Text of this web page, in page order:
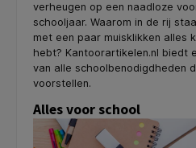
verheugen op een naadloze
schooljaar. Waarom in de rij
met een paar muisklikken alles
hebt? Kantoorartikelen.nl biedt
van alle schoolbenodigdheden
voorstellen.
Alles voor school